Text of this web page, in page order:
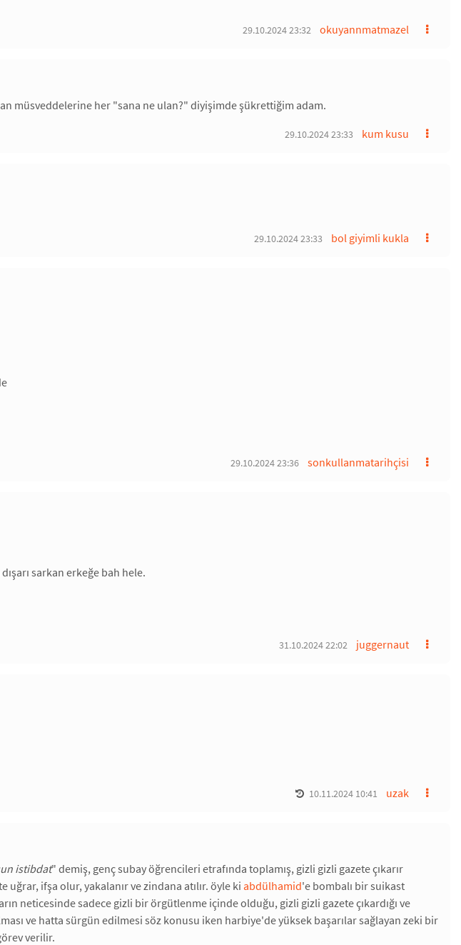
okuyannmatmazel
29.10.2024 23:32
müsveddelerine her "sana ne ulan?" diyişimde şükrettiğim adam.
kum kusu
29.10.2024 23:33
bol giyimli kukla
29.10.2024 23:33
sonkullanmatarihçisi
29.10.2024 23:36
sarkan erkeğe bah hele.
juggernaut
31.10.2024 22:02
uzak
10.11.2024 10:41
istibdat" demiş, genç subay öğrencileri etrafında toplamış, gizli gizli gazete çıkarır
ifşa olur, yakalanır ve zindana atılır. öyle kiabdülhamid'e bombalı bir suikast
neticesinde sadece gizli bir örgütlenme içinde olduğu, gizli gizli gazete çıkardığı ve
ve hatta sürgün edilmesi söz konusu iken harbiye'de yüksek başarılar sağlayan zeki bir
verilir.